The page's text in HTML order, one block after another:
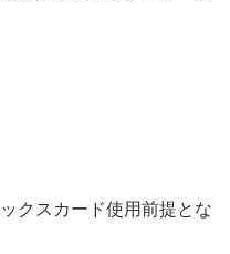
クスカード使用前提とな